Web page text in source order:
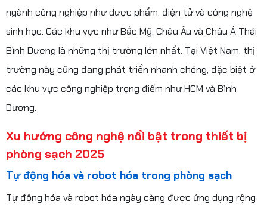
ngành công nghiệp như dược phẩm, điện tử và công nghệ
sinh học. Các khu vực như Bắc Mỹ, Châu Âu và Châu Á Thái
Bình Dương là những thị trường lớn nhất. Tại Việt Nam, thị
trường này cũng đang phát triển nhanh chóng, đặc biệt ở
các khu vực công nghiệp trọng điểm như HCM và Bình
Dương.
Xu hướng công nghệ nổi bật trong thiết bị
phòng sạch 2025
Tự động hóa và robot hóa trong phòng sạch
Tự động hóa và robot hóa ngày càng được ứng dụng rộng